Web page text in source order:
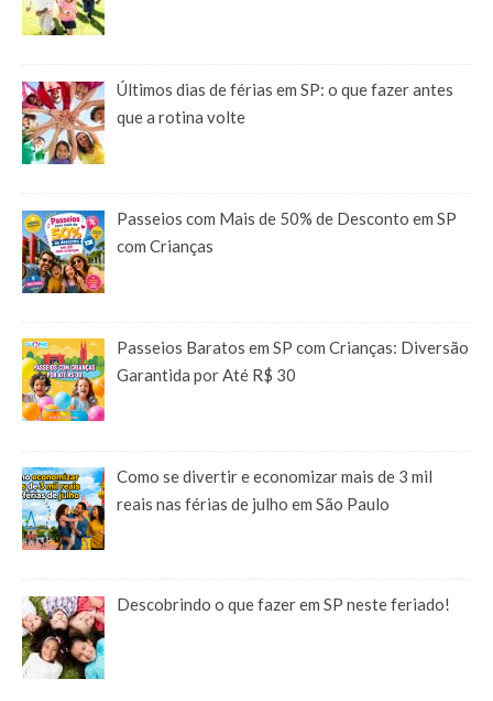
Últimos dias de férias em SP: o que fazer antes
que a rotina volte
Passeios com Mais de 50% de Desconto em SP
com Crianças
Passeios Baratos em SP com Crianças: Diversão
Garantida por Até R$ 30
Como se divertir e economizar mais de 3 mil
reais nas férias de julho em São Paulo
Descobrindo o que fazer em SP neste feriado!